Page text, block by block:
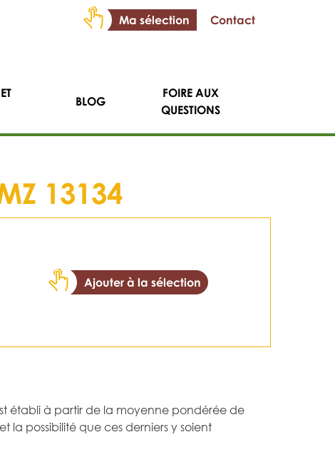
Ma sélection Contact
BLOG
FOIRE AUX
QUESTIONS
13134
Ajouter à la sélection
établi à partir de la moyenne pondérée de
la possibilité que ces derniers y soient